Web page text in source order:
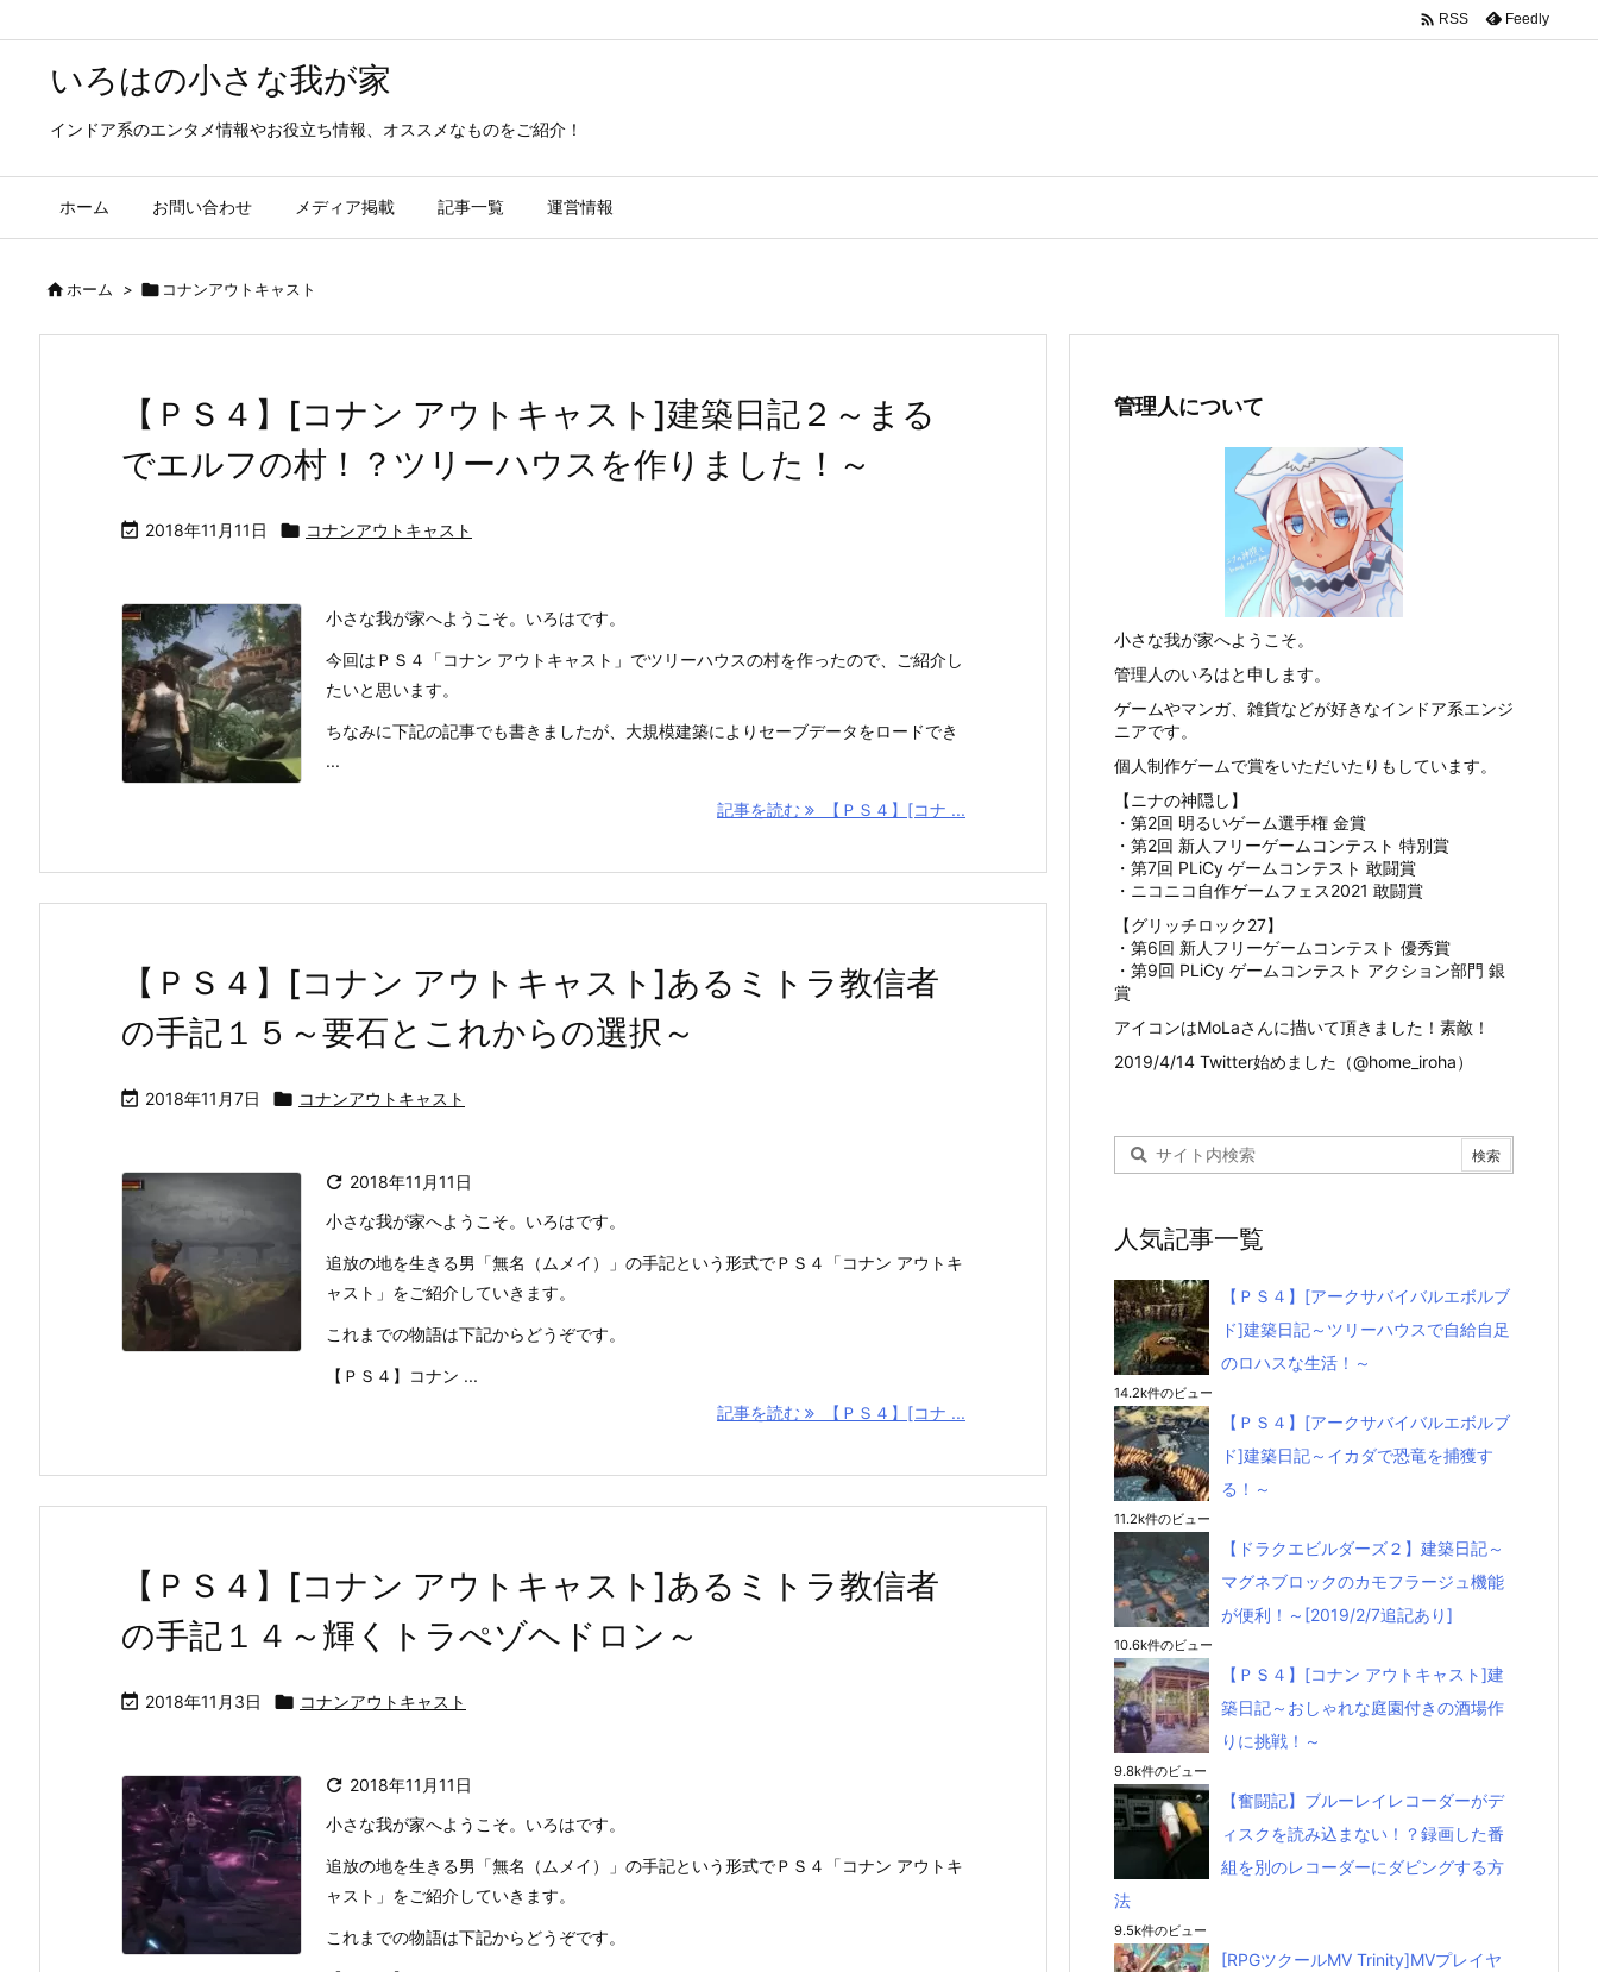
いろはの小さな我が家
インドア系のエンタメ情報やお役立ち情報、オススメなものをご紹介！
ホーム お問い合わせ メディア掲載 記事一覧 運営情報
 RSS Feedly
ホーム >  コナンアウトキャスト
【ＰＳ４】[コナン アウトキャスト]建築日記２～まる
でエルフの村！？ツリーハウスを作りました！～
 2018年11月11日  コナンアウトキャスト
小さな我が家へようこそ。いろはです。
今回はＰＳ４「コナン アウトキャスト」でツリーハウスの村を作ったので、ご紹介し
たいと思います。
ちなみに下記の記事でも書きましたが、大規模建築によりセーブデータをロードでき
...
記事を読む 【ＰＳ４】[コナ ...
【ＰＳ４】[コナン アウトキャスト]あるミトラ教信者
の手記１５～要石とこれからの選択～
 2018年11月7日  コナンアウトキャスト
 2018年11月11日
小さな我が家へようこそ。いろはです。
追放の地を生きる男「無名（ムメイ）」の手記という形式でＰＳ４「コナン アウトキ
ャスト」をご紹介していきます。
これまでの物語は下記からどうぞです。
【ＰＳ４】コナン ...
記事を読む
【ＰＳ４】[コナ ...
【ＰＳ４】[コナン アウトキャスト]あるミトラ教信者
の手記１４～輝くトラぺゾヘドロン～
 2018年11月3日  コナンアウトキャスト
 2018年11月11日
小さな我が家へようこそ。いろはです。
追放の地を生きる男「無名（ムメイ）」の手記という形式でＰＳ４「コナン アウトキ
ャスト」をご紹介していきます。
これまでの物語は下記からどうぞです。
管理人について
小さな我が家へようこそ。
管理人のいろはと申します。
ゲームやマンガ、雑貨などが好きなインドア系エンジ
ニアです。
個人制作ゲームで賞をいただいたりもしています。
【ニナの神隠し】
・第2回 明るいゲーム選手権 金賞
・第2回 新人フリーゲームコンテスト 特別賞
・第7回 PLiCy ゲームコンテスト 敢闘賞
・ニコニコ自作ゲームフェス2021 敢闘賞
【グリッチロック27】
・第6回 新人フリーゲームコンテスト 優秀賞
・第9回 PLiCy ゲームコンテスト アクション部門 銀
賞
アイコンはMoLaさんに描いて頂きました！素敵！
2019/4/14 Twitter始めました（@home_iroha）
人気記事一覧
【ＰＳ４】[アークサバイバルエボルブ
ド]建築日記～ツリーハウスで自給自足
のロハスな生活！～
14.2k件のビュー
【ＰＳ４】[アークサバイバルエボルブ
ド]建築日記～イカダで恐竜を捕獲す
る！～
11.2k件のビュー
【ドラクエビルダーズ２】建築日記～
マグネブロックのカモフラージュ機能
が便利！～[2019/2/7追記あり]
10.6k件のビュー
【ＰＳ４】[コナン アウトキャスト]建
築日記～おしゃれな庭園付きの酒場作
りに挑戦！～
9.8k件のビュー
【奮闘記】ブルーレイレコーダーがデ
ィスクを読み込まない！？録画した番
組を別のレコーダーにダビングする方
法
9.5k件のビュー
[RPGツクールMV Trinity]MVプレイヤ